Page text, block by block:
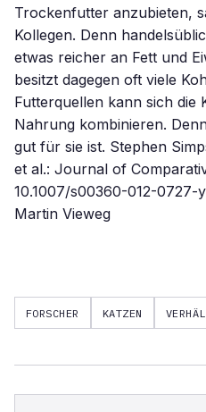
Trockenfutter anzubieten,
Kollegen. Denn
etwas reicher an Fett und
besitzt dagegen oft viele
Futterquellen kann sich die
Nahrung kombinieren.
gut für sie ist. Stephen
et al.: Journal of
10.1007/s00360-012-0727-
Martin Vieweg
FORSCHER KATZEN